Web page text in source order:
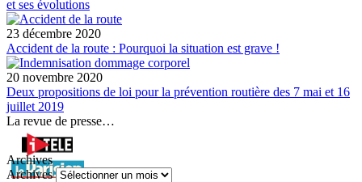
et ses évolutions
23 décembre 2020
Accident de la route : Pourquoi la situation est grave !
20 novembre 2020
Deux propositions de loi pour la prévention routière des 7 mai et 16
juillet 2019
La revue de presse…
Archives
Archives